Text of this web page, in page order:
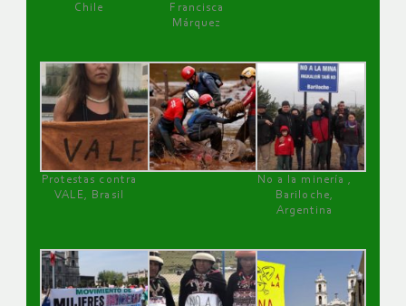
Chile
Francisca
Márquez
Protestas contra
VALE, Brasil
No a la minería ,
Bariloche,
Argentina